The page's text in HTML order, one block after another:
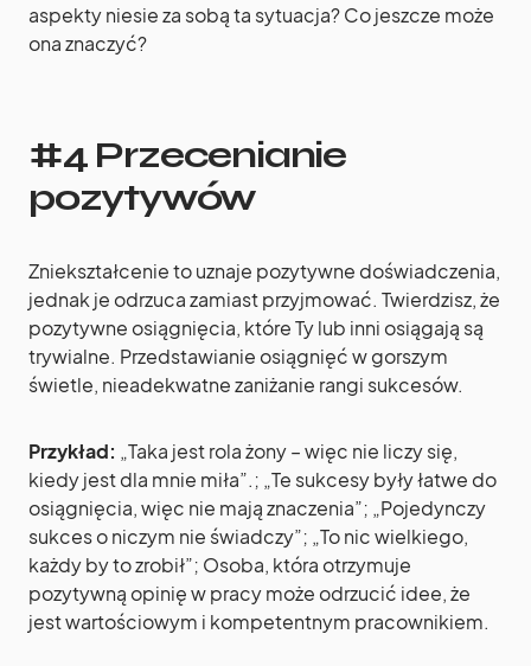
aspekty niesie za sobą ta sytuacja? Co jeszcze może
ona znaczyć?
#4 Przecenianie
pozytywów
Zniekształcenie to uznaje pozytywne doświadczenia,
jednak je odrzuca zamiast przyjmować. Twierdzisz, że
pozytywne osiągnięcia, które Ty lub inni osiągają są
trywialne. Przedstawianie osiągnięć w gorszym
świetle, nieadekwatne zaniżanie rangi sukcesów.
Przykład: „Taka jest rola żony – więc nie liczy się,
kiedy jest dla mnie miła”.; „Te sukcesy były łatwe do
osiągnięcia, więc nie mają znaczenia”; „Pojedynczy
sukces o niczym nie świadczy”; „To nic wielkiego,
każdy by to zrobił”; Osoba, która otrzymuje
pozytywną opinię w pracy może odrzucić idee, że
jest wartościowym i kompetentnym pracownikiem.